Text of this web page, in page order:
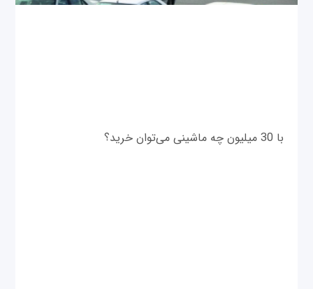
با 30 میلیون چه ماشینی می‌توان خرید؟